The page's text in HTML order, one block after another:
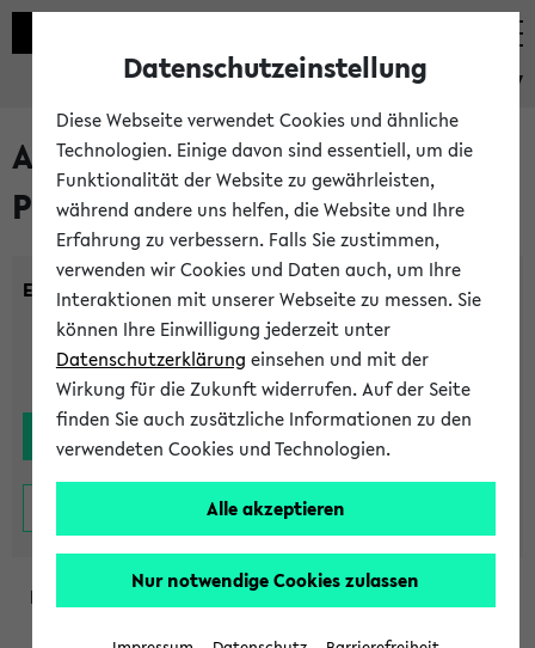
eKVV
Alle noch stattfindenden
Prüfungen
Einrichtung:
Datenschutzeinstellung
Diese Webseite verwendet Cookies und ähnliche
Technologien. Einige davon sind essentiell, um die
Funktionalität der Website zu gewährleisten,
während andere uns helfen, die Website und Ihre
Erfahrung zu verbessern. Falls Sie zustimmen,
verwenden wir Cookies und Daten auch, um Ihre
Interaktionen mit unserer Webseite zu messen. Sie
können Ihre Einwilligung jederzeit unter
Datenschutzerklärung einsehen und mit der
Wirkung für die Zukunft widerrufen. Auf der Seite
finden Sie auch zusätzliche Informationen zu den
verwendeten Cookies und Technologien.
Alle akzeptieren
Nur notwendige Cookies zulassen